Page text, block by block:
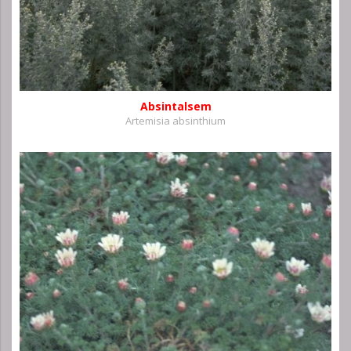
Absintalsem
Artemisia absinthium